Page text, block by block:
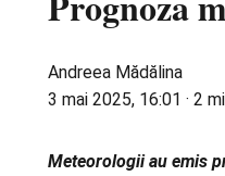
Andreea Mădălina
3 mai 2025, 16:01 · 2
Meteorologii au emis